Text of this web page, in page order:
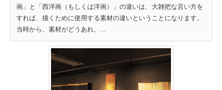
画」と「西洋画（もしくは洋画）」の違いは、大雑把な言い方を
すれば、描くために使用する素材の違いということになります。
当時から、素材がどうあれ、...